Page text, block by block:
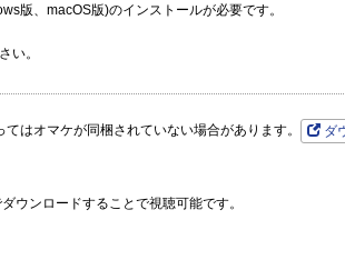
版、macOS版)のインストールが必要です。
い。
はオマケが同梱されていない場合があります。 ダ
ウンロードすることで視聴可能です。